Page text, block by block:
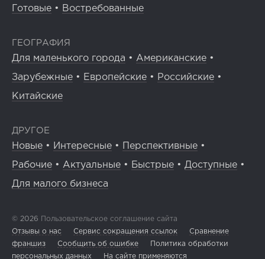
Готовые • Востребованные
ГЕОГРАФИЯ
Для маленького города • Американские •
Зарубежные • Европейские • Российские •
Китайские
ДРУГОЕ
Новые • Интересные • Перспективные •
Рабочие • Актуальные • Быстрые • Доступные •
Для малого бизнеса
© 2026 Пользовательское соглашение сайта
Отзывы о нас
Сервис сокращения ссылок
Сравнение
франшиз
Сообщить об ошибке
Политика обработки
персональных данных
На сайте применяются